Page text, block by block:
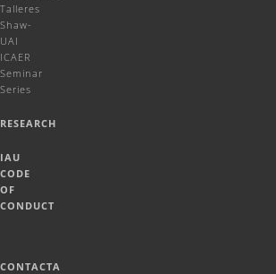
Talleres
Shaw-
UAI
ICAER
Seminar
Series
RESEARCH
IAU
CODE
OF
CONDUCT
CONTACTA